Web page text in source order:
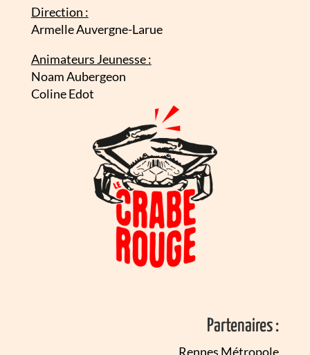
Direction :
Armelle Auvergne-Larue
Animateurs Jeunesse :
Noam Aubergeon
Coline Edot
Partenaires :
Rennes Métropole